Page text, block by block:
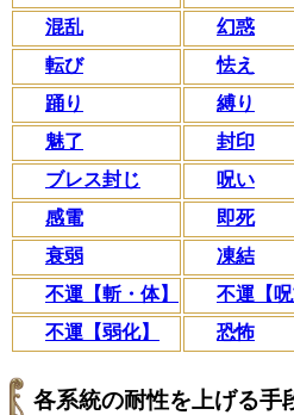
混乱
幻惑
転び
怯え
踊り
縛り
魅了
封印
ブレス封じ
呪い
感電
即死
衰弱
凍結
不運【斬・体】
不運【呪
不運【弱化】
恐怖
各系統の耐性を上げる手